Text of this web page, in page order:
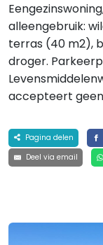
alleengebruik:
terras (40 m2),
droger.
accepteert
Pagina delen
Deel via email